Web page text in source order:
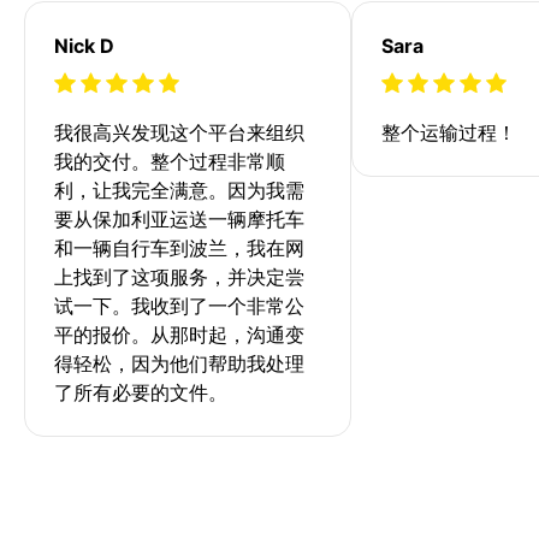
Nick D
我很高兴发现这个平台来组织
我的交付。整个过程非常顺
利，让我完全满意。因为我需
要从保加利亚运送一辆摩托车
和一辆自行车到波兰，我在网
上找到了这项服务，并决定尝
试一下。我收到了一个非常公
平的报价。从那时起，沟通变
得轻松，因为他们帮助我处理
了所有必要的文件。
Sara
整个运输过程！